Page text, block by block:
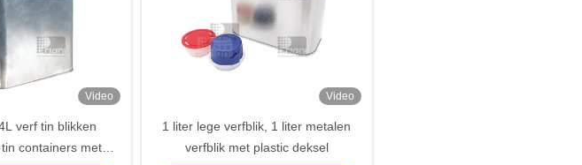
Video
verf tin blikken
containers met
Video
1 liter lege verfblik, 1 liter metalen
verfblik met plastic deksel